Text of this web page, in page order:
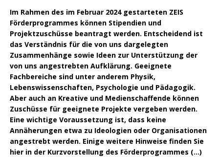
Im Rahmen des im Februar 2024 gestarteten ZEIS
Förderprogrammes können Stipendien und
Projektzuschüsse beantragt werden. Entscheidend ist
das Verständnis für die von uns dargelegten
Zusammenhänge sowie Ideen zur Unterstützung der
von uns angestrebten Aufklärung. Geeignete
Fachbereiche sind unter anderem Physik,
Lebenswissenschaften, Psychologie und Pädagogik.
Aber auch an Kreative und Medienschaffende können
Zuschüsse für geeignete Projekte vergeben werden.
Eine wichtige Voraussetzung ist, dass keine
Annäherungen etwa zu Ideologien oder Organisationen
angestrebt werden. Einige weitere Hinweise finden Sie
hier in der Kurzvorstellung des Förderprogrammes (...)